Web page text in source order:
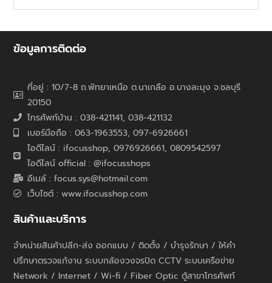
ข้อมูลการติดต่อ
ที่อยู่ : 10/7-8 ถ.พัทยาเหนือ ต.นาเกลือ อ.บางละมุง จ.ชลบุรี
20150
โทรศัพท์บ้าน : 038-421141, 038-421132
เบอร์มือถือ : 063-1963553, 097-6926661
ไอดีไลน์ : ifocusshop, 0976926661, 0809542597
ไอดีไลน์ official : @ifocusshops
อีเมล์ : focus.sys@hotmail.com
เว็บไซต์ : www.ifocusshop.com
สินค้าและบริการ
จำหน่ายสินค้าปลีก-ส่ง ออกแบบ / ติดตั้ง / บำรุงรักษา / ให้คำ
ปรึกษาตรวจแก้งาน ระบบกล้องวงจรปิด CCTV ระบบเครือข่าย
Network / Internet / Wi-fi / Fiber Optic ตู้สาขาโทรศัพท์